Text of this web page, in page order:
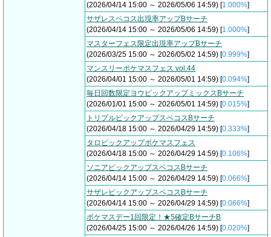
(2026/04/14 15:00 ～ 2026/05/06 14:59) [1.000%]
サザレスペコス出現率アップBサーチ
(2026/04/14 15:00 ～ 2026/05/06 14:59) [1.000%]
マスターフェス限定出現率アップBサーチ
(2026/03/25 15:00 ～ 2026/05/02 14:59) [0.999%]
マンスリーポケマスフェス vol.44
(2026/04/01 15:00 ～ 2026/05/01 14:59) [0.094%]
毎日回数限定ヨウピックアップミックスBサーチ
(2026/01/01 15:00 ～ 2026/05/01 14:59) [0.015%]
トリプルピックアップスペコスBサーチ
(2026/04/18 15:00 ～ 2026/04/29 14:59) [0.333%]
タロピックアップポケマスフェス
(2026/04/18 15:00 ～ 2026/04/29 14:59) [0.106%]
ソニアピックアップスペコスBサーチ
(2026/04/14 15:00 ～ 2026/04/29 14:59) [0.066%]
サザレピックアップスペコスBサーチ
(2026/04/14 15:00 ～ 2026/04/29 14:59) [0.066%]
ポケマスデー1回限定！★5確定BサーチB
(2026/04/25 15:00 ～ 2026/04/26 14:59) [0.020%]